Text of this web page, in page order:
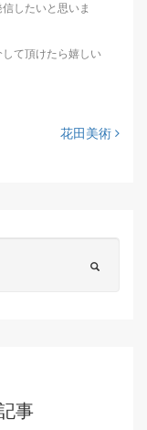
したいと思いま
て頂けたら嬉しい
花田美術
事